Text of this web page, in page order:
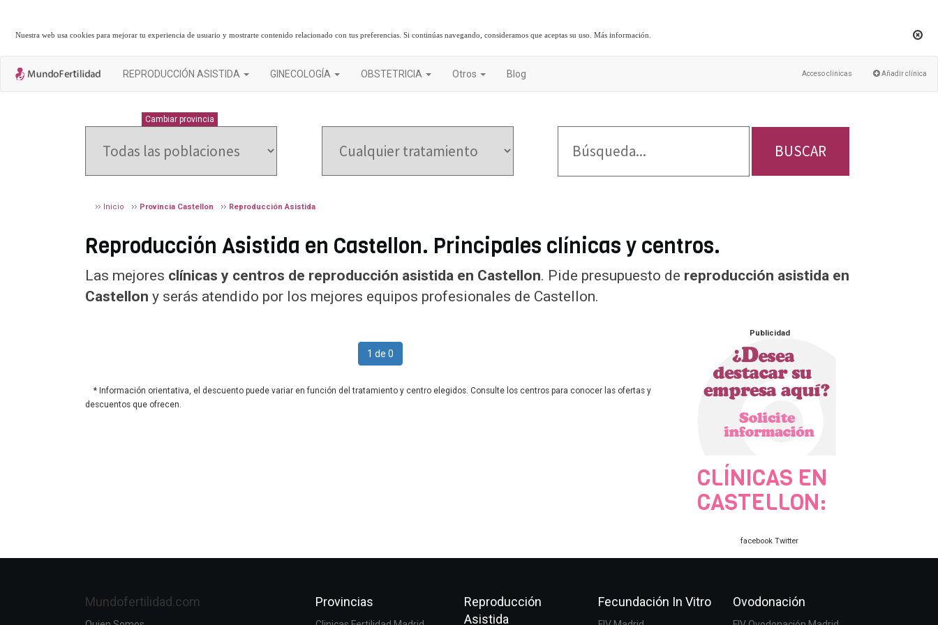
Nuestra web usa cookies para mejorar tu experiencia de usuario y mostrarte contenido relacionado con tus preferencias. Si continúas navegando, consideramos que aceptas su uso.Más información
REPRODUCCIÓN ASISTIDA GINECOLOGÍA OBSTETRICIA Otros Blog Acceso clínicas Añadir clínica
Cambiar provincia
BUSCAR
Inicio Provincia Castellon Reproducción Asistida
Reproducción Asistida en Castellon. Principales clínicas y centros.
Las mejores clínicas y centros de reproducción asistida en Castellon. Pide presupuesto de reproducción asistida en
Castellon y serás atendido por los mejores equipos profesionales de Castellon.
1 de 0
* Información orientativa, el descuento puede variar en función del tratamiento y centro elegidos. Consulte los centros para conocer las ofertas y
descuentos que ofrecen.
Publicidad
CLÍNICAS EN
CASTELLON:
facebook Twitter
Mundofertilidad.com Provincias
Reproducción
Asistida
Fecundación In Vitro Ovodonación